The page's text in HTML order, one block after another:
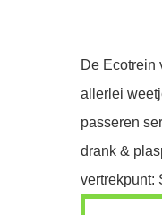
De Ecotrein
allerlei
passeren
drank &
vertrekpunt: